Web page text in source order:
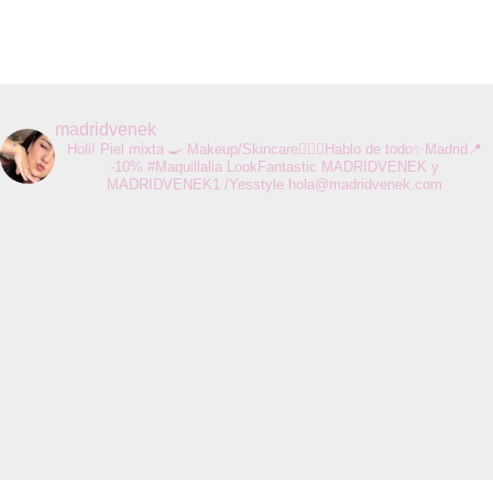
madridvenek
Holi! Piel mixta 🍳 Makeup/Skincare💆🏻‍♀️Hablo de todo✨Madrid📍
-10% #Maquillalia LookFantastic MADRIDVENEK y
MADRIDVENEK1 /Yesstylehola@madridvenek.com